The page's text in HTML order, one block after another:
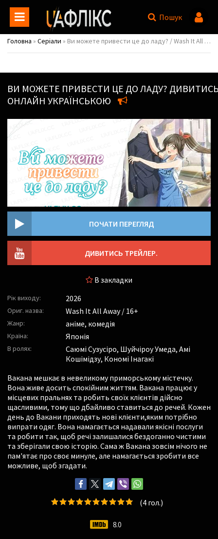
Пошук
Головна » Серіали » Ви можете привести це до ладу? / Wash It All Away
ВИ МОЖЕТЕ ПРИВЕСТИ ЦЕ ДО ЛАДУ?
ОНЛАЙН УКРАЇНСЬКОЮ
ПОЧАТИ ПЕРЕГЛЯД
ДИВИТИСЬ ТРЕЙЛЕР.
В закладки
Рік виходу: 2026
Ориг. назва: Wash It All Away / 16+
Жанр: аніме, комедія
Країна: Японія
В ролях: Саюмі Сузусіро, Шуйчіроу Умеда, Амі
Кошімідзу, Кономі Інагакі
Вакана мешкає в невеликому приморському містечку.
Вона живе досить спокійним життям. Вакана працює у
місцевих пральнях та робить своїх клієнтів дійсно
щасливими, тому що дбайливо ставиться до речей. Кожен
день до Вакани приходять нові клієнти,яким потрібно
випрати одяг. Вона намагається надавали якісні послуги
та робити так, щоб речі залишалися бездоганно чистими
та зберігали свою історію. Сама ж Вакана зовсім нічого не
пам'ятає про своє минуле, але намагається зробити все
можливе, щоб згадати.
(4гол.)
8.0